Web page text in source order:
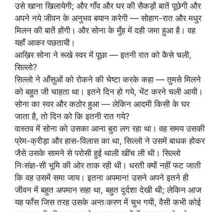
उसे खाना खिलायेगी; और गाँव और घर की सैकड़ों बातें पूछेगी और
अपने नये जीवन के अनुभव बयान करेगी — सोहाग-रात और मधुर
मिलन की बातें होंगी। और सोना के मुँह में दही जमा हुआ है। वह
यहाँ आकर पछतायी।
आख़िर सोना ने रूखे स्वर में पूछा — इतनी रात को कैसे चली,
सिल्लो?
सिल्लो ने आँसुओं को रोकने की चेष्टा करके कहा — तुमसे मिलने
को बहुत जी चाहता था। इतने दिन हो गये, भेंट करने चली आयी।
सोना का स्वर और कठोर हुआ — लेकिन आदमी किसी के घर
जाता है, तो दिन को कि इतनी रात गये?
वास्तव में सोना को उसका आना बुरा लग रहा था। वह समय उसकी
प्रेम-क्रीड़ा और हास-विलास का था, सिल्लो ने उसमें बाधक होकर
जैसे उसके सामने से परोसी हुई थाली खींच ली थी। सिल्लो
निःसंज्ञ-सी भूमि की ओर ताक रही थी। धरती क्यों नहीं फट जाती
कि वह उसमें समा जाय। इतना अपमान! उसने अपने इतने ही
जीवन में बहुत अपमान सहा था, बहुत दुर्दशा देखी थी; लेकिन आज
यह फाँस जिस तरह उसके अन्तःकरण में चुभ गयी, वैसी कभी कोई